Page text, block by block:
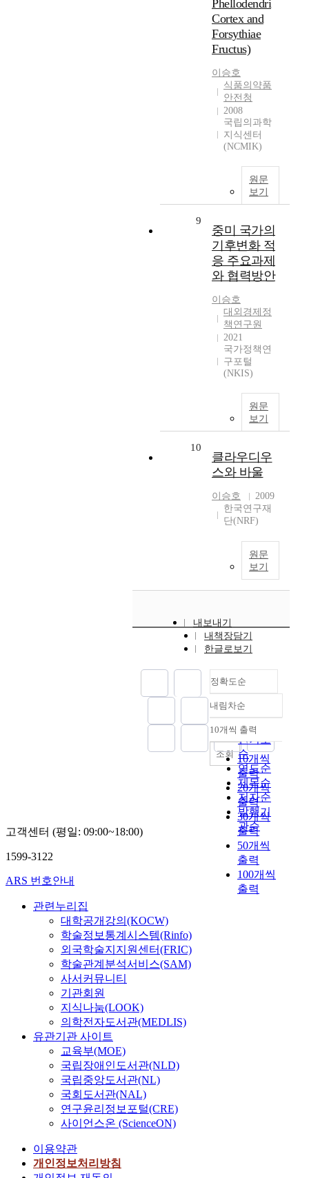
Phellodendri
Cortex and
Forsythiae
Fructus)
이승호
식품의약품
안전청
2008
국립의과학
지식센터
(NCMIK)
원문
보기
9
중미 국가의
기후변화 적
응 주요과제
와 협력방안
이승호
대외경제정
책연구원
2021
국가정책연
구포털
(NKIS)
원문
보기
10
클라우디우
스와 바울
이승호
2009
한국연구재
단(NRF)
원문
보기
내보내기
내책장담기
한글로보기
정확도순
정확도
순
인기도
순
연도순
제목순
저자순
발행기
관순
내림차순
내림차순
10개씩 출력
10개씩
출력
20개씩
출력
30개씩
출력
50개씩
출력
100개씩
출력
조회
고객센터 (평일: 09:00~18:00)
1599-3122
ARS 번호안내
관련누리집
대학공개강의(KOCW)
학술정보통계시스템(Rinfo)
외국학술지지원센터(FRIC)
학술관계분석서비스(SAM)
사서커뮤니티
기관회원
지식나눔(LOOK)
의학전자도서관(MEDLIS)
유관기관 사이트
교육부(MOE)
국립장애인도서관(NLD)
국립중앙도서관(NL)
국회도서관(NAL)
연구윤리정보포털(CRE)
사이언스온 (ScienceON)
이용약관
개인정보처리방침